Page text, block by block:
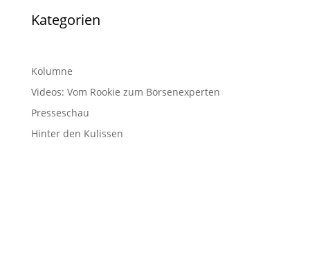
Kategorien
Kolumne
Videos: Vom Rookie zum Börsenexperten
Presseschau
Hinter den Kulissen